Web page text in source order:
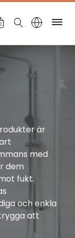
är
med
dem
fukt.
och enkla
att